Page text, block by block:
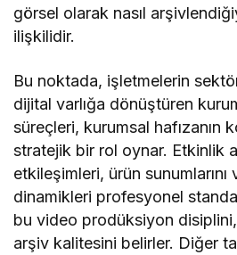
görsel olarak nasıl
ilişkilidir.
Bu noktada, işletmelerin
dijital varlığa dönüştüren
süreçleri, kurumsal hafızanın
stratejik bir rol oynar. Etkinlik
etkileşimleri, ürün
dinamikleri profesyonel
bu video prodüksiyon
arşiv kalitesini belirler. Diğer